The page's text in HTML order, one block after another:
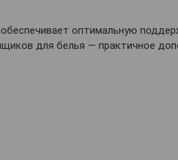
оптимальную
для белья — практичное